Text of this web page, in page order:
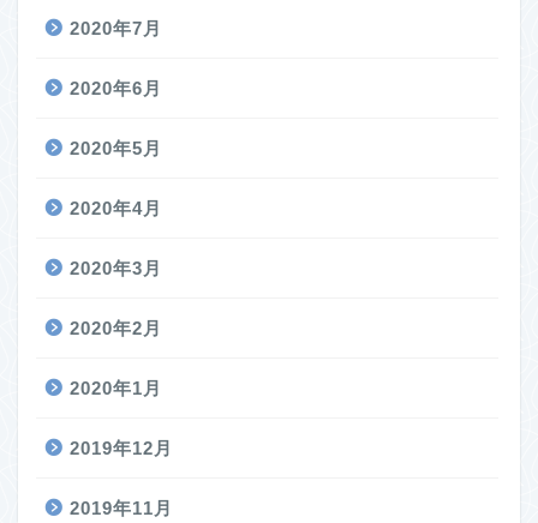
2020年7月
2020年6月
2020年5月
2020年4月
2020年3月
2020年2月
2020年1月
2019年12月
2019年11月